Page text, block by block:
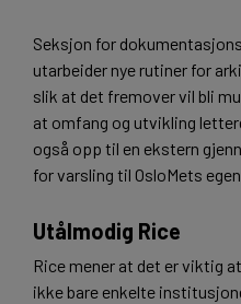
Seksjon for
utarbeider nye rutiner for
slik at det fremover vil bli
at omfang og utvikling
også opp til en ekstern
for varsling til OsloMets
Utålmodig Rice
Rice mener at det er viktig
ikke bare enkelte